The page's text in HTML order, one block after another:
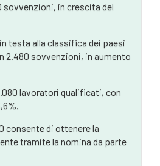
di migrazione qualificata
occidentale
per la nomina statale
statale
in crescita del
testa alla classifica dei paesi
2.480 sovvenzioni, in aumento
lavoratori qualificati, con
consente di ottenere la
tramite la nomina da parte